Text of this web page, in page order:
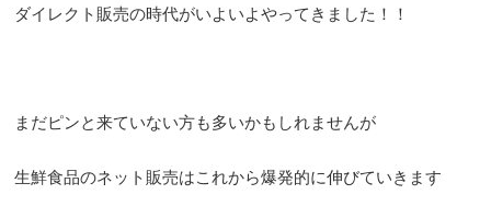
ダイレクト販売の時代がいよいよやってきました！！
まだピンと来ていない方も多いかもしれませんが
生鮮食品のネット販売はこれから爆発的に伸びていきます